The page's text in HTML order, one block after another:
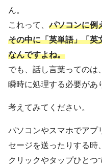
ん。
これって、パソコンに例
その中に「英単語」「英
なんですよね。
でも、話し言葉ってのは
瞬時に処理する必要があ
考えてみてください。
パソコンやスマホでアプ
セージを送ったりする時
クリックやタップひとつ